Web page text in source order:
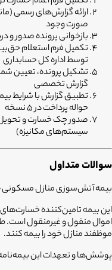
ارائه گزارش‌های رسمی
صورت وجود
بازخوانی پرونده صدور و
تکمیل فرم استعلام
توسط اداره کل حسابداری
تشکیل پرونده، تعیین
گزارش تخصصی
تطبیق گزارش با شرایط
حواله پرداخت در 5 نسخه
صدور چک خسارت و تحویل
سیستم‌های مکانیزه)
سوالات متداول
بیمه آتش‌سوزی منازل مسکونی
این بیمه تامین‌کننده
اموال منقول و غیرمنقول است.
موظفند منازل خود را بیمه کنند.
پوشش‌ها و تعهدات این